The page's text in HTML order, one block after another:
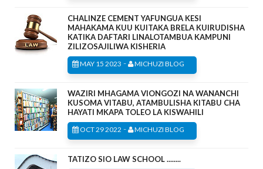
CHALINZE CEMENT YAFUNGUA KESI
MAHAKAMA KUU KUITAKA BRELA KUIRUDISHA
KATIKA DAFTARI LINALOTAMBUA KAMPUNI
ZILIZOSAJILIWA KISHERIA
MAY 15 2023 - MICHUZI BLOG
WAZIRI MHAGAMA VIONGOZI NA WANANCHI
KUSOMA VITABU, ATAMBULISHA KITABU CHA
HAYATI MKAPA TOLEO LA KISWAHILI
OCT 29 2022 - MICHUZI BLOG
TATIZO SIO LAW SCHOOL ........